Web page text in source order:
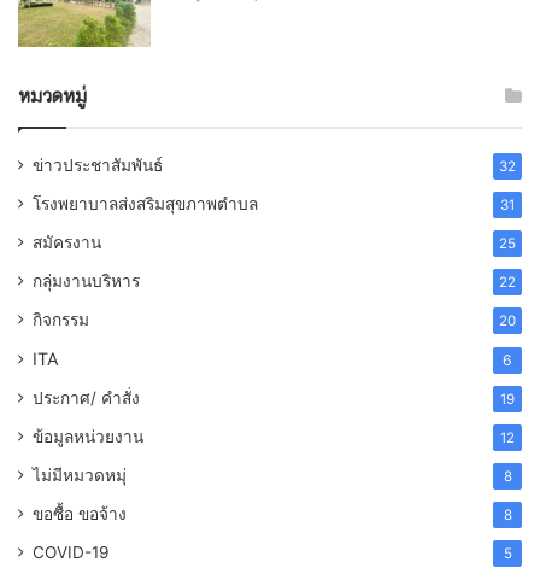
หมวดหมู่
ข่าวประชาสัมพันธ์ 32
โรงพยาบาลส่งสริมสุขภาพตำบล 31
สมัครงาน 25
กลุ่มงานบริหาร 22
กิจกรรม 20
ITA 6
ประกาศ/ คำสั่ง 19
ข้อมูลหน่วยงาน 12
ไม่มีหมวดหมุ่ 8
ขอซื้อ ขอจ้าง 8
COVID-19 5